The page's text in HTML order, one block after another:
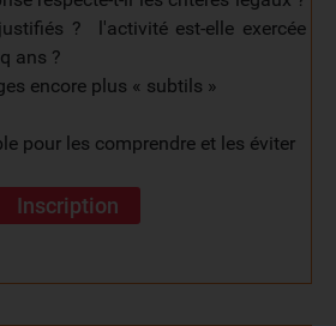
? l'activité est-elle exercée
ans ?
encore plus « subtils »
pour les comprendre et les éviter
Inscription